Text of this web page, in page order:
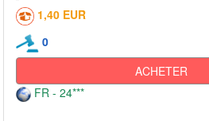
1,40 EUR
0
ACHETER
FR - 24***